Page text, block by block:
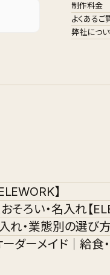
制作料金
よくあるご
弊社につ
】
ろい・名入れ【
・業態別の選び方
ダーメイド｜給食